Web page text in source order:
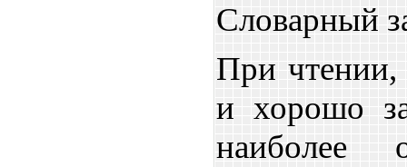
Словарный
При чтении,
и хорошо
наиболее